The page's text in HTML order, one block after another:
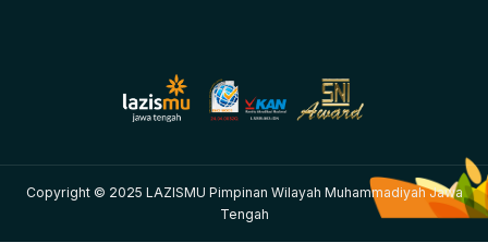
Copyright © 2025 LAZISMU Pimpinan Wilayah Muhammadiyah Jawa
Tengah